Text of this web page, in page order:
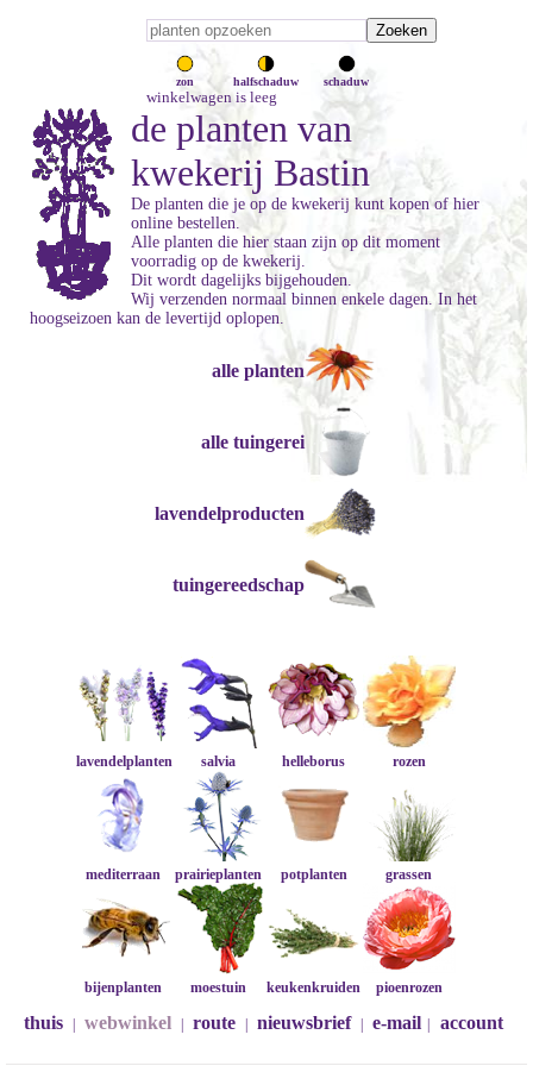
zon halfschaduw schaduw
winkelwagen is leeg
de planten van
kwekerij Bastin
De planten die je op de kwekerij kunt kopen of hier
online bestellen.
Alle planten die hier staan zijn op dit moment
voorradig op de kwekerij.
Dit wordt dagelijks bijgehouden.
Wij verzenden normaal binnen enkele dagen. In het
hoogseizoen kan de levertijd oplopen.
alle planten
alle tuingerei
lavendelproducten
tuingereedschap
lavendelplanten salvia helleborus rozen
mediterraan prairieplanten potplanten grassen
bijenplanten moestuin keukenkruiden pioenrozen
thuis webwinkel route nieuwsbrief e-mail account